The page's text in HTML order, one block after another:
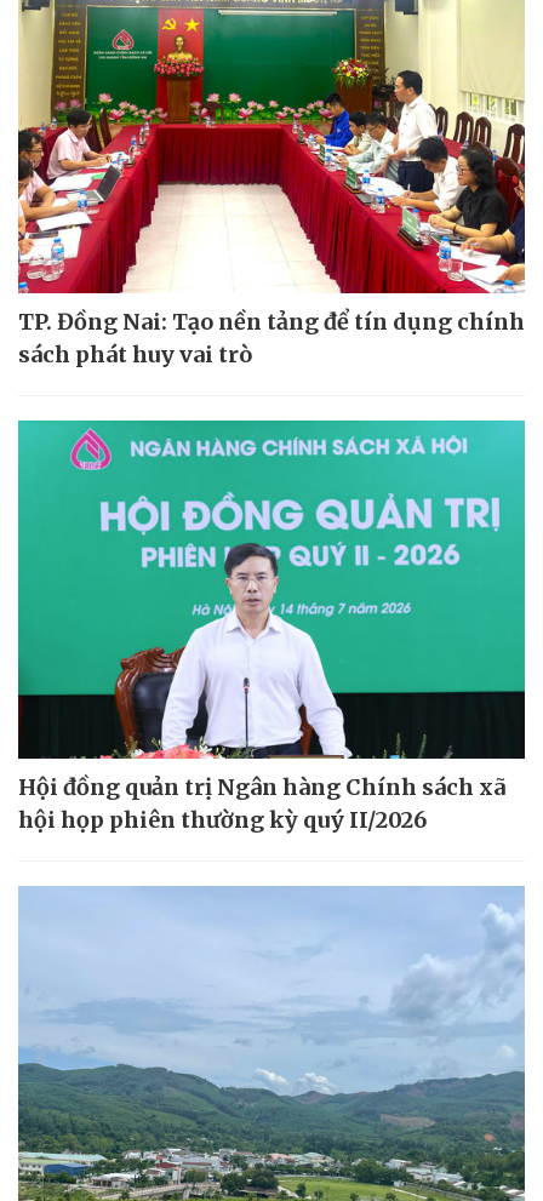
TP. Đồng Nai: Tạo nền tảng để tín dụng chính
sách phát huy vai trò
Hội đồng quản trị Ngân hàng Chính sách xã
hội họp phiên thường kỳ quý II/2026